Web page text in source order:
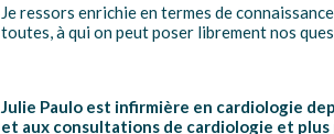
Je ressors enrichie en termes de
toutes, à qui on peut poser librement nos
Julie Paulo est infirmière en cardiologie
et aux consultations de cardiologie et